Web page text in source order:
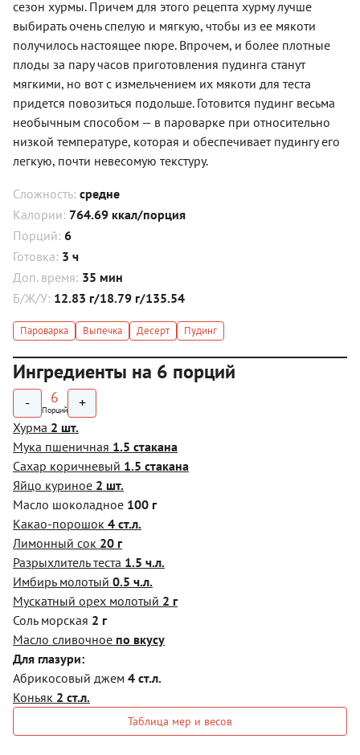
сезон хурмы. Причем для этого рецепта хурму лучше
выбирать очень спелую и мягкую, чтобы из ее мякоти
получилось настоящее пюре. Впрочем, и более плотные
плоды за пару часов приготовления пудинга станут
мягкими, но вот с измельчением их мякоти для теста
придется повозиться подольше. Готовится пудинг весьма
необычным способом — в пароварке при относительно
низкой температуре, которая и обеспечивает пудингу его
легкую, почти невесомую текстуру.
Сложность: средне
Калории: 764.69 ккал/порция
Порций: 6
Готовка: 3 ч
Доп. время: 35 мин
Б/Ж/У: 12.83 г/18.79 г/135.54
Пароварка Выпечка Десерт Пудинг
Ингредиенты на 6 порций
- 6
Порций +
Хурма 2 шт.
Мука пшеничная 1.5 стакана
Сахар коричневый 1.5 стакана
Яйцо куриное 2 шт.
Масло шоколадное 100 г
Какао-порошок 4 ст.л.
Лимонный сок 20 г
Разрыхлитель теста 1.5 ч.л.
Имбирь молотый 0.5 ч.л.
Мускатный орех молотый 2 г
Соль морская 2 г
Масло сливочное по вкусу
Для глазури:
Абрикосовый джем 4 ст.л.
Коньяк 2 ст.л.
Таблица мер и весов